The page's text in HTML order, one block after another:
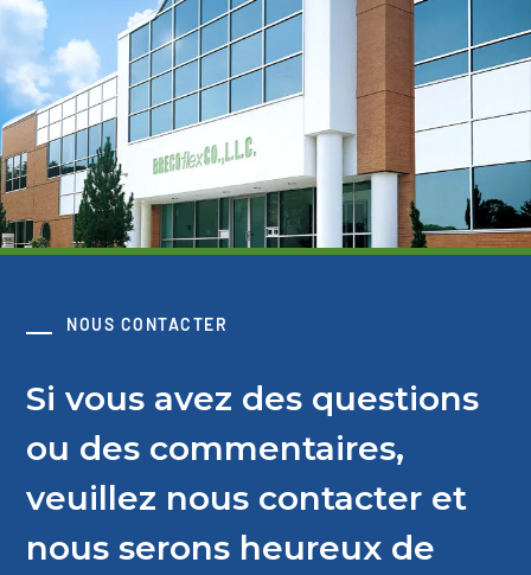
NOUS CONTACTER
Si vous avez des questions
ou des commentaires,
veuillez nous contacter et
nous serons heureux de